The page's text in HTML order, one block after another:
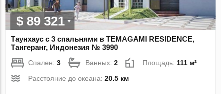
$ 89 321
Таунхаус с 3 спальнями в TEMAGAMI RESIDENCE,
Тангеранг, Индонезия № 3990
Спален:3 Ванных:2 Площадь: 111 м²
Расстояние до океана:20.5 км